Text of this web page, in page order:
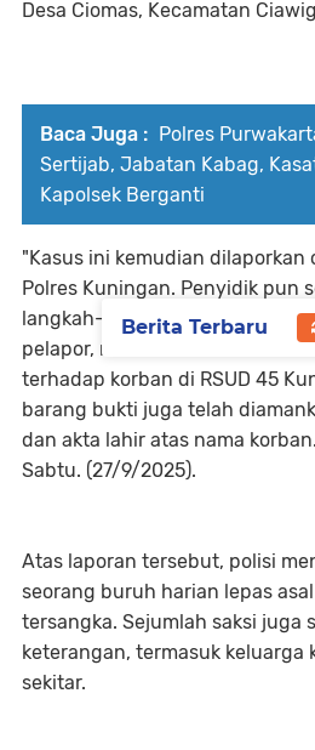
Desa Ciomas, Kecamatan
Baca Juga : Polres
Sertijab, Jabatan Kabag,
Kapolsek Berganti
"Kasus ini kemudian dilaporkan
Polres Kuningan. Penyidik pun
langkah-langkah hukum,
pelapor, memeriksa saksi-
terhadap korban di RSUD 45
barang bukti juga telah
dan akta lahir atas nama
Sabtu. (27/9/2025).
Atas laporan tersebut, polisi
seorang buruh harian lepas
tersangka. Sejumlah saksi juga
keterangan, termasuk keluarga
sekitar.
Berita Terbaru